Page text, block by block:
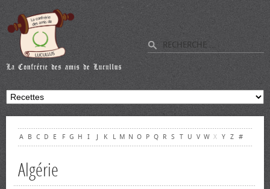
A B C D E F G H I J K L M N O P Q R S T U V W X Y Z #
Algérie